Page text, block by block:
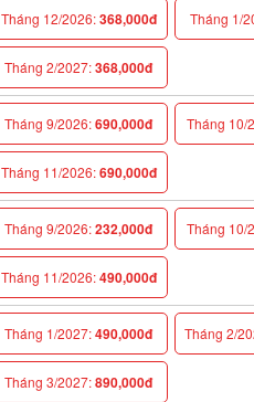
Tháng 12/2026:368,000đ Tháng 1/
Tháng 2/2027:368,000đ
Tháng 9/2026:690,000đ Tháng 10/
Tháng 11/2026:690,000đ
Tháng 9/2026:232,000đ Tháng 10/
Tháng 11/2026:490,000đ
Tháng 1/2027:490,000đ Tháng 2/
Tháng 3/2027:890,000đ